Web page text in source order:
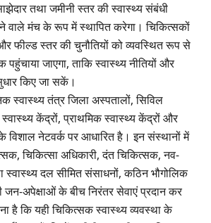
तथा जमीनी स्तर की स्वास्थ्य संबंधी
वाले मंच के रूप में स्थापित करेगा। चिकित्सकों
फील्ड स्तर की चुनौतियों को व्यवस्थित रूप से
जाएगा, ताकि स्वास्थ्य नीतियों और
किए जा सकें।
स्वास्थ्य तंत्र जिला अस्पतालों, सिविल
केंद्रों, प्राथमिक स्वास्थ्य केंद्रों और
विशाल नेटवर्क पर आधारित है। इन संस्थानों में
चिकित्सा अधिकारी, दंत चिकित्सक, नव-
दल सीमित संसाधनों, कठिन भौगोलिक
जन-अपेक्षाओं के बीच निरंतर सेवाएं प्रदान कर
है कि यही चिकित्सक स्वास्थ्य व्यवस्था के